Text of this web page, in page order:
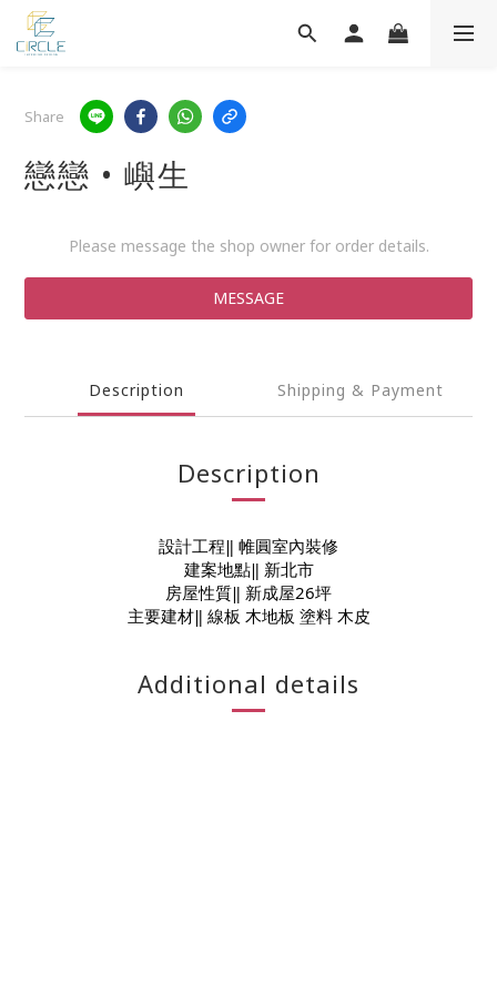
Share
戀戀 • 嶼生
Please message the shop owner for order details.
MESSAGE
Description Shipping & Payment
Description
設計工程‖ 帷圓室內裝修
建案地點‖ 新北市
房屋性質‖ 新成屋26坪
主要建材‖ 線板 木地板 塗料 木皮
Additional details